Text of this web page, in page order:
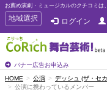
お薦め演劇・ミュージカルのクチコミは
T
o
g
g
e
n
a
地域選択 ログイン
バナー広告お申込み
HOME 公演
デッシュ (ザ・セ
公演に携わっているメンバー